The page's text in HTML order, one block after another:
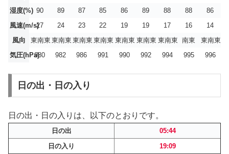
湿度(%) 90 89 87 85 86 89 88 88
86
風速(m/s)27 24 23 22 19 19 17 16
14
風向
東南東 東南東 東南東 東南東 東南東 東南東 東南東 南東
東南東
気圧(hPa)980 982 986 991 990 992 994 995 996
日の出・日の入り
日の出・日の入りは、以下のとおりです。
日の出
05:44
日の入り
19:09